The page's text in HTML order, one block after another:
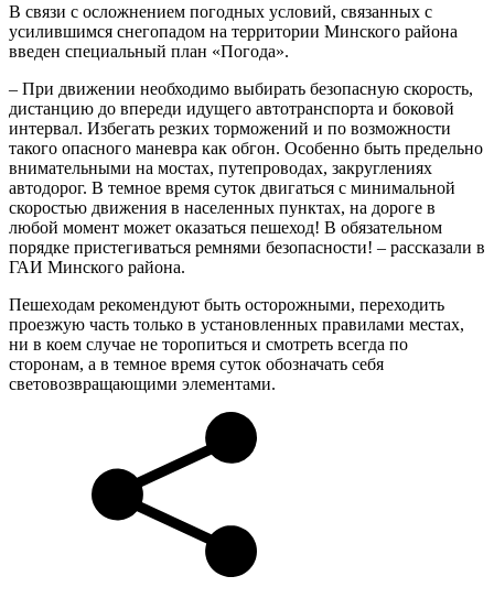
В связи с осложнением погодных условий, связанных с
усилившимся снегопадом на территории Минского района
введен специальный план «Погода».
– При движении необходимо выбирать безопасную скорость,
дистанцию до впереди идущего автотранспорта и боковой
интервал. Избегать резких торможений и по возможности
такого опасного маневра как обгон. Особенно быть предельно
внимательными на мостах, путепроводах, закруглениях
автодорог. В темное время суток двигаться с минимальной
скоростью движения в населенных пунктах, на дороге в
любой момент может оказаться пешеход! В обязательном
порядке пристегиваться ремнями безопасности! – рассказали в
ГАИ Минского района.
Пешеходам рекомендуют быть осторожными, переходить
проезжую часть только в установленных правилами местах,
ни в коем случае не торопиться и смотреть всегда по
сторонам, а в темное время суток обозначать себя
световозвращающими элементами.